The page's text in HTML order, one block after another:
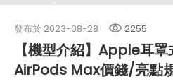
發布於 2023-08-28 2255
【機型介紹】Apple耳罩
AirPods Max價錢/亮點